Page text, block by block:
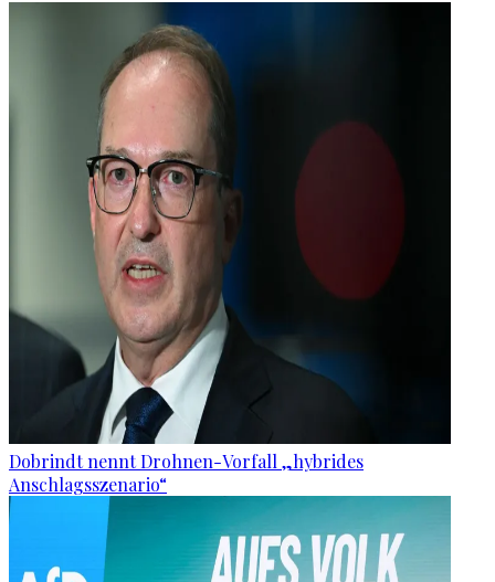
Dobrindt nennt Drohnen-Vorfall „hybrides
Anschlagsszenario“